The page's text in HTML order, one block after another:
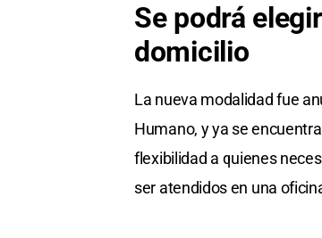
Se podrá
domicilio
La nueva modalidad fue
Humano, y ya se
flexibilidad a quienes
ser atendidos en una